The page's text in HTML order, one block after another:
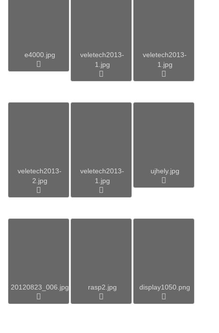
e4000.jpg
veletech2013-
1.jpg
veletech2013-
1.jpg
veletech2013-
2.jpg
veletech2013-
1.jpg
ujhely.jpg
20120823_006.jpg rasp2.jpg display1050.png